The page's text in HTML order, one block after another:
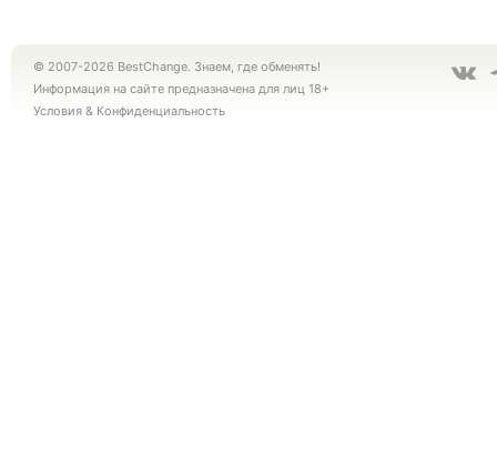
© 2007-2026 BestChange. Знаем, где обменять!
Информация на сайте предназначена для лиц 18+
Условия & Конфиденциальность